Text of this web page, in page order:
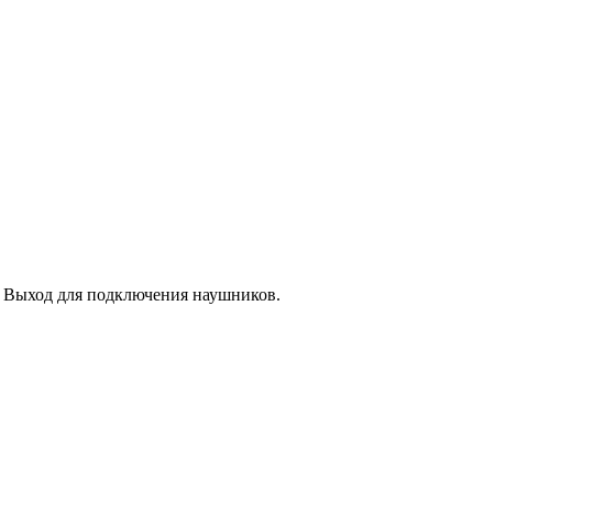
Выход для подключения наушников.